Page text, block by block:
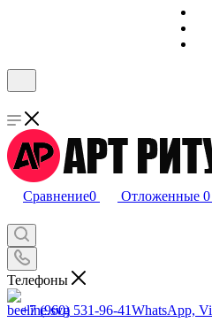
Сравнение0 Отложенные 0
Телефоны
+7 (960) 531-96-41WhatsApp,